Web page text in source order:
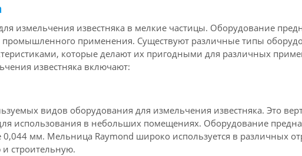
измельчения известняка в мелкие частицы. Оборудование
промышленного применения. Существуют различные типы
которые делают их пригодными для различных
известняка включают:
видов оборудования для измельчения известняка. Это
использования в небольших помещениях. Оборудование
мм. Мельница Raymond широко используется в различных
строительную.